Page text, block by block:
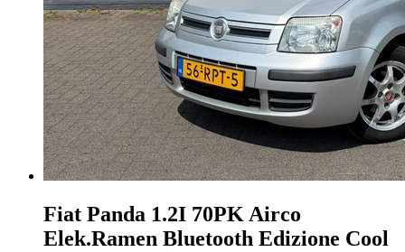
Fiat Panda 1.2I 70PK Airco
Elek.Ramen Bluetooth Edizione Cool